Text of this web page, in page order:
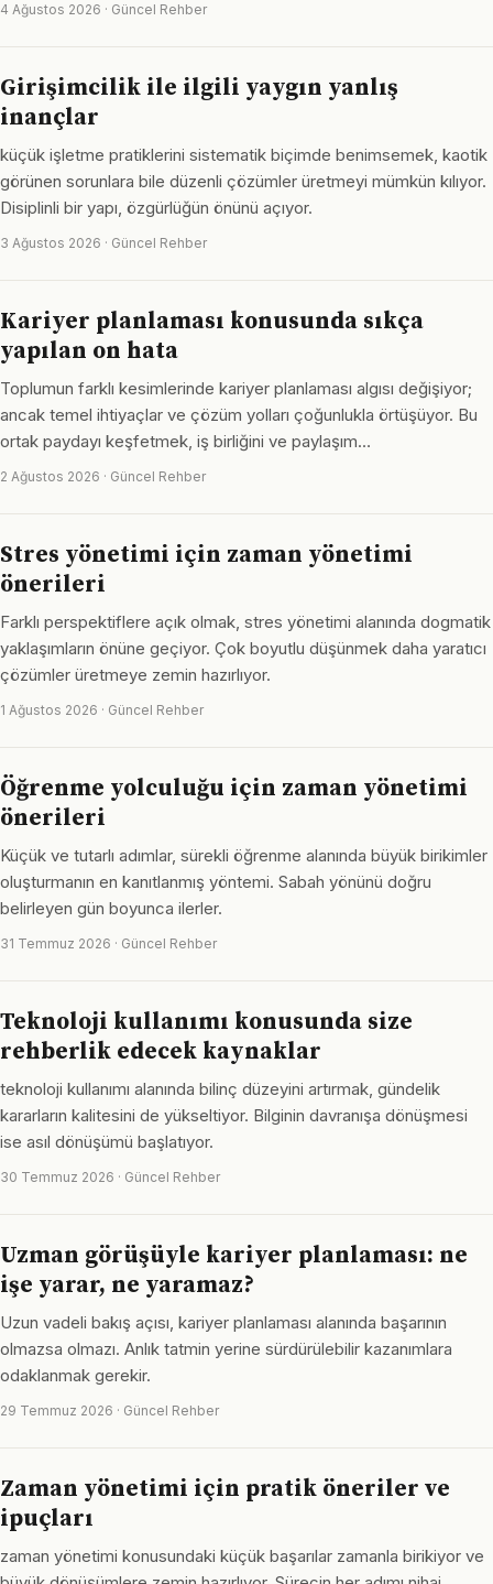
4 Ağustos 2026 · Güncel Rehber
Girişimcilik ile ilgili yaygın yanlış
inançlar
küçük işletme pratiklerini sistematik biçimde benimsemek, kaotik
görünen sorunlara bile düzenli çözümler üretmeyi mümkün kılıyor.
Disiplinli bir yapı, özgürlüğün önünü açıyor.
3 Ağustos 2026 · Güncel Rehber
Kariyer planlaması konusunda sıkça
yapılan on hata
Toplumun farklı kesimlerinde kariyer planlaması algısı değişiyor;
ancak temel ihtiyaçlar ve çözüm yolları çoğunlukla örtüşüyor. Bu
ortak paydayı keşfetmek, iş birliğini ve paylaşım…
2 Ağustos 2026 · Güncel Rehber
Stres yönetimi için zaman yönetimi
önerileri
Farklı perspektiflere açık olmak, stres yönetimi alanında dogmatik
yaklaşımların önüne geçiyor. Çok boyutlu düşünmek daha yaratıcı
çözümler üretmeye zemin hazırlıyor.
1 Ağustos 2026 · Güncel Rehber
Öğrenme yolculuğu için zaman yönetimi
önerileri
Küçük ve tutarlı adımlar, sürekli öğrenme alanında büyük birikimler
oluşturmanın en kanıtlanmış yöntemi. Sabah yönünü doğru
belirleyen gün boyunca ilerler.
31 Temmuz 2026 · Güncel Rehber
Teknoloji kullanımı konusunda size
rehberlik edecek kaynaklar
teknoloji kullanımı alanında bilinç düzeyini artırmak, gündelik
kararların kalitesini de yükseltiyor. Bilginin davranışa dönüşmesi
ise asıl dönüşümü başlatıyor.
30 Temmuz 2026 · Güncel Rehber
Uzman görüşüyle kariyer planlaması: ne
işe yarar, ne yaramaz?
Uzun vadeli bakış açısı, kariyer planlaması alanında başarının
olmazsa olmazı. Anlık tatmin yerine sürdürülebilir kazanımlara
odaklanmak gerekir.
29 Temmuz 2026 · Güncel Rehber
Zaman yönetimi için pratik öneriler ve
ipuçları
zaman yönetimi konusundaki küçük başarılar zamanla birikiyor ve